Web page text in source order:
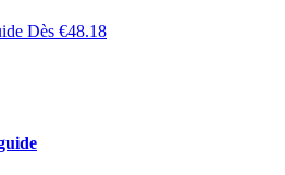
Dès €48.18